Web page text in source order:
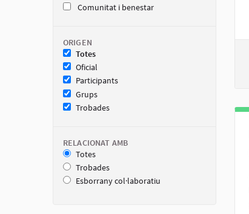
Comunitat i benestar
ORIGEN
Totes
Oficial
Participants
Grups
Trobades
RELACIONAT AMB
Totes
Trobades
Esborrany col·laboratiu